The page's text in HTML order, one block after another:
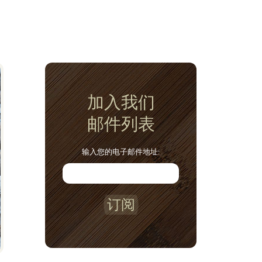
加入我们
邮件列表
输入您的电子邮件地址:
订阅